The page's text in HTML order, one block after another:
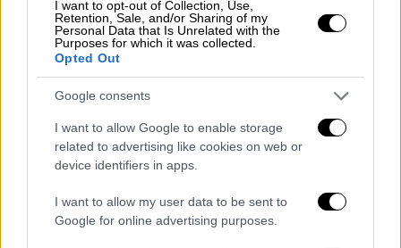
I want to opt-out of Collection, Use,
Retention, Sale, and/or Sharing of my
Personal Data that Is Unrelated with the
Purposes for which it was collected.
Opted Out
Google consents
I want to allow Google to enable storage
related to advertising like cookies on web or
device identifiers in apps.
I want to allow my user data to be sent to
Google for online advertising purposes.
Αναζητούμε όλη μέρα την Αθηνά Λινού για να
της ζητήσουμε να παραιτηθεί και να
παραδώσει την έδρα προκειμένου να
διευκολύνει το κόμμα. Είναι ενήμεροι οι
συνεργάτες της. Δεν απαντά.
Συνεπώς, ζήτησα τη διαγραφή της Αθηνάς
Λινού από την Κ.Ο. του ΣΥΡΙΖΑ -ΠΣ.
Τυχόν παραίτησή της πλέον είναι προσωπικό
(και πολιτικό) ηθικό της ζήτημα.